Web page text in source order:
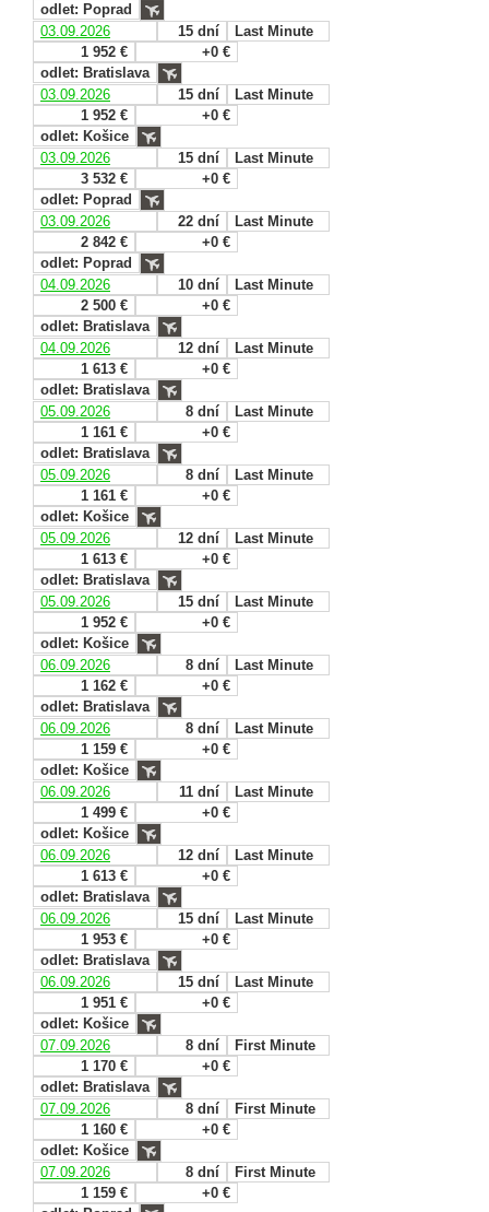
odlet: Poprad
03.09.2026
15 dní
Last Minute
1 952 €
+0 €
odlet: Bratislava
03.09.2026
15 dní
Last Minute
1 952 €
+0 €
odlet: Košice
03.09.2026
15 dní
Last Minute
3 532 €
+0 €
odlet: Poprad
03.09.2026
22 dní
Last Minute
2 842 €
+0 €
odlet: Poprad
04.09.2026
10 dní
Last Minute
2 500 €
+0 €
odlet: Bratislava
04.09.2026
12 dní
Last Minute
1 613 €
+0 €
odlet: Bratislava
05.09.2026
8 dní
Last Minute
1 161 €
+0 €
odlet: Bratislava
05.09.2026
8 dní
Last Minute
1 161 €
+0 €
odlet: Košice
05.09.2026
12 dní
Last Minute
1 613 €
+0 €
odlet: Bratislava
05.09.2026
15 dní
Last Minute
1 952 €
+0 €
odlet: Košice
06.09.2026
8 dní
Last Minute
1 162 €
+0 €
odlet: Bratislava
06.09.2026
8 dní
Last Minute
1 159 €
+0 €
odlet: Košice
06.09.2026
11 dní
Last Minute
1 499 €
+0 €
odlet: Košice
06.09.2026
12 dní
Last Minute
1 613 €
+0 €
odlet: Bratislava
06.09.2026
15 dní
Last Minute
1 953 €
+0 €
odlet: Bratislava
06.09.2026
15 dní
Last Minute
1 951 €
+0 €
odlet: Košice
07.09.2026
8 dní
First Minute
1 170 €
+0 €
odlet: Bratislava
07.09.2026
8 dní
First Minute
1 160 €
+0 €
odlet: Košice
07.09.2026
8 dní
First Minute
1 159 €
+0 €